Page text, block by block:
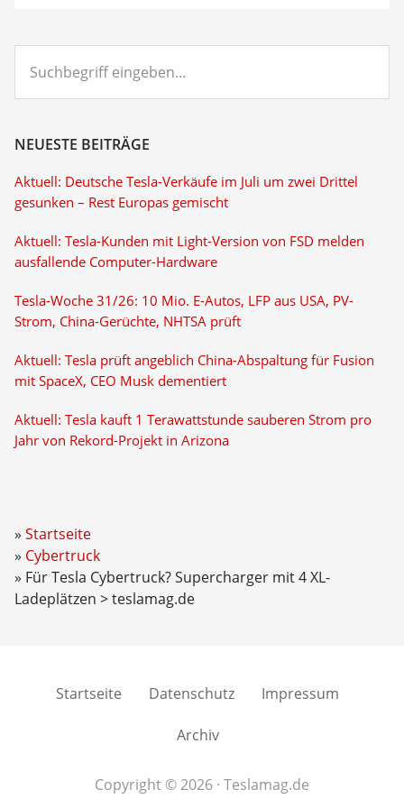
eingeben...
NEUESTE BEITRÄGE
Aktuell: Deutsche Tesla-Verkäufe im Juli um zwei Drittel
gesunken – Rest Europas gemischt
Aktuell: Tesla-Kunden mit Light-Version von FSD melden
ausfallende Computer-Hardware
Tesla-Woche 31/26: 10 Mio. E-Autos, LFP aus USA, PV-
Strom, China-Gerüchte, NHTSA prüft
Aktuell: Tesla prüft angeblich China-Abspaltung für Fusion
mit SpaceX, CEO Musk dementiert
Aktuell: Tesla kauft 1 Terawattstunde sauberen Strom pro
Jahr von Rekord-Projekt in Arizona
Startseite
Cybertruck
Für Tesla Cybertruck? Supercharger mit 4 XL-
Ladeplätzen > teslamag.de
Startseite Datenschutz Impressum
Archiv
Copyright © 2026 · Teslamag.de